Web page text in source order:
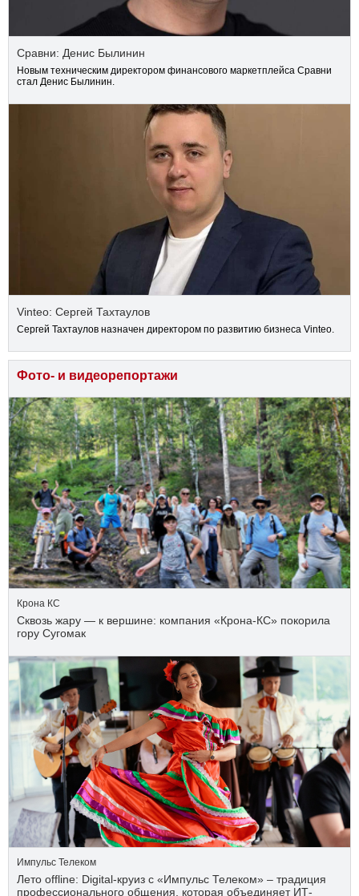
Сравни: Денис Былинин
Новым техническим директором финансового маркетплейса Сравни
стал Денис Былинин.
Vinteo: Сергей Тахтаулов
Сергей Тахтаулов назначен директором по развитию бизнеса Vinteo.
Фото- и видеорепортажи
Крона КС
Сквозь жару — к вершине: компания «Крона‑КС» покорила
гору Сугомак
Импульс Телеком
Лето offline: Digital-круиз с «Импульс Телеком» – традиция
профессионального общения, которая объединяет ИТ-